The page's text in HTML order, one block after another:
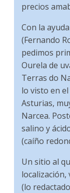
precios
Con la
(Fernando
pedimos
Ourela de
Terras do
lo visto en
Asturias,
Narcea.
salino y
(caíño
Un sitio al
(lo